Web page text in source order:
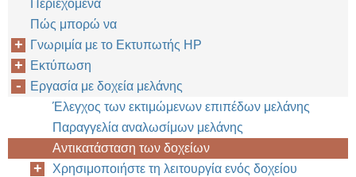
Περιεχόμενα
Πώς μπορώ να
Γνωριμία με το Εκτυπωτής HP
Εκτύπωση
Εργασία με δοχεία μελάνης
Έλεγχος των εκτιμώμενων επιπέδων μελάνης
Παραγγελία αναλωσίμων μελάνης
Αντικατάσταση των δοχείων
Χρησιμοποιήστε τη λειτουργία ενός δοχείου